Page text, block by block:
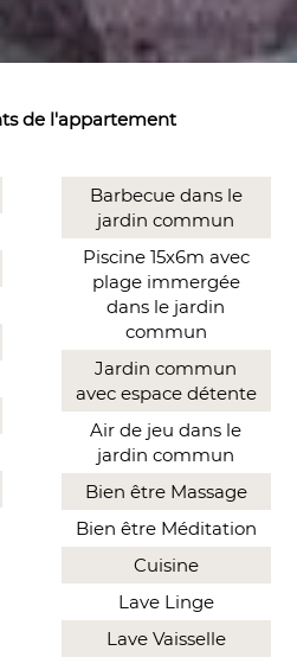
de l'appartement
Barbecue dans le
jardin commun
Piscine 15x6m avec
plage immergée
dans le jardin
commun
Jardin commun
avec espace détente
Air de jeu dans le
jardin commun
Bien être Massage
Bien être Méditation
Cuisine
Lave Linge
Lave Vaisselle